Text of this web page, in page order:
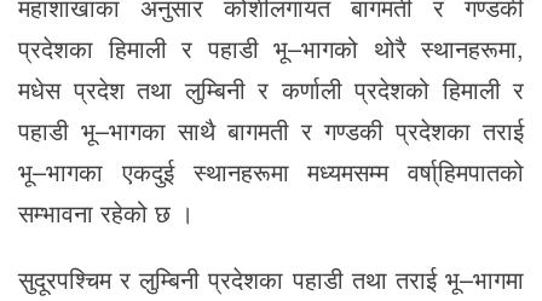
प्रदेशका हिमाली र पहाडी भू–भागको थोरै स्थानहरूमा,
मधेस प्रदेश तथा लुम्बिनी र कर्णाली प्रदेशको हिमाली र
पहाडी भू–भागका साथै बागमती र गण्डकी प्रदेशका तराई
भू–भागका एकदुई स्थानहरूमा मध्यमसम्म वर्षा्हिमपातको
सम्भावना रहेको छ ।
सुदूरपश्चिम र लुम्बिनी प्रदेशका पहाडी तथा तराई भू–भागमा